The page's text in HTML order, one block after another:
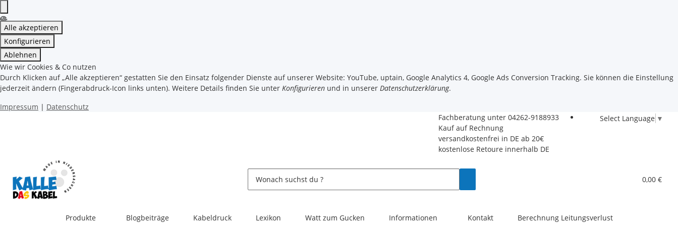
Alle akzeptieren
Konfigurieren
Ablehnen
Wie wir Cookies & Co nutzen
Durch Klicken auf „Alle akzeptieren“ gestatten Sie den Einsatz folgender Dienste auf unserer Website: YouTube, uptain, Google Analytics 4, Google Ads Conversion Tracking. Sie können die Einstellung
jederzeit ändern (Fingerabdruck-Icon links unten). Weitere Details finden Sie unter Konfigurieren und in unserer Datenschutzerklärung.
Impressum | Datenschutz
Fachberatung unter 04262-9188933
Kauf auf Rechnung
versandkostenfrei in DE ab 20€
kostenlose Retoure innerhalb DE
Select Language ▼
0,00 €
Produkte Blogbeiträge Kabeldruck Lexikon Watt zum Gucken Informationen Kontakt Berechnung Leitungsverlust